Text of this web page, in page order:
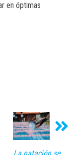
en óptimas
La natación se